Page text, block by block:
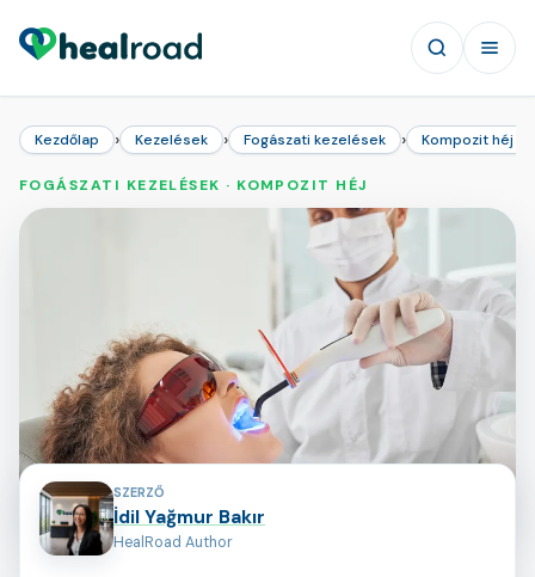
Kezdőlap › Kezelések › Fogászati kezelések › Kompozit héj
FOGÁSZATI KEZELÉSEK · KOMPOZIT HÉJ
Az oldal közreműködői
SZERZŐ
İdil Yağmur Bakır
HealRoad Author